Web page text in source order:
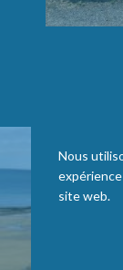
Nous
site web.